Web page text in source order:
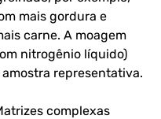
mais gordura e
carne. A moagem
nitrogênio líquido)
representativa.
complexas